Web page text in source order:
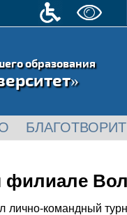
образования
филиале
лично‑командный